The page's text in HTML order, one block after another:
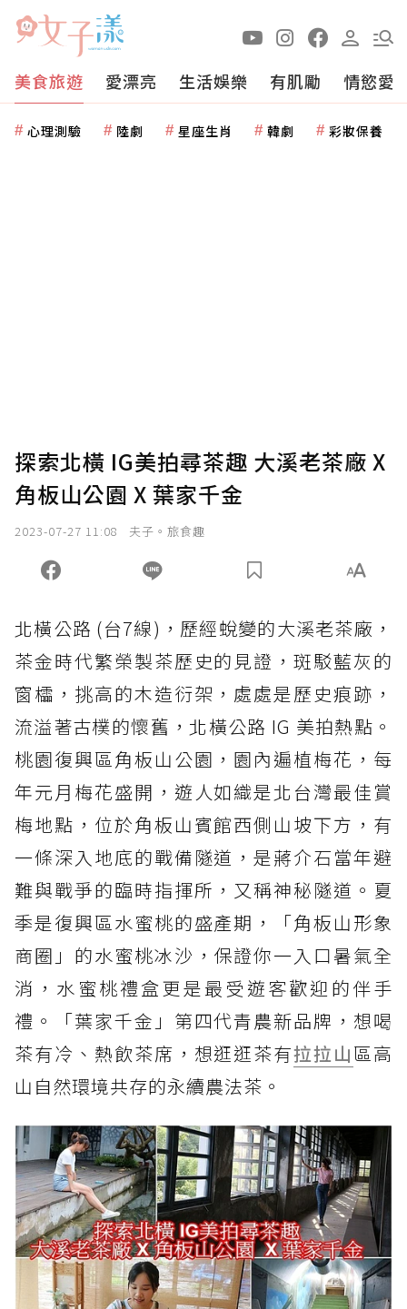
美食旅遊 愛漂亮 生活娛樂 有肌勵 情慾愛
心理測驗 陸劇 星座生肖 韓劇 彩妝保養
探索北橫 IG美拍尋茶趣 大溪老茶廠 X
角板山公園 X 葉家千金
2023-07-27 11:08 夫子。旅食趣
北橫公路 (台7線)，歷經蛻變的大溪老茶廠，
茶金時代繁榮製茶歷史的見證，斑駁藍灰的
窗櫺，挑高的木造衍架，處處是歷史痕跡，
流溢著古樸的懷舊，北橫公路 IG 美拍熱點。
桃園復興區角板山公園，園內遍植梅花，每
年元月梅花盛開，遊人如織是北台灣最佳賞
梅地點，位於角板山賓館西側山坡下方，有
一條深入地底的戰備隧道，是蔣介石當年避
難與戰爭的臨時指揮所，又稱神秘隧道。夏
季是復興區水蜜桃的盛產期，「角板山形象
商圈」的水蜜桃冰沙，保證你一入口暑氣全
消，水蜜桃禮盒更是最受遊客歡迎的伴手
禮。「葉家千金」第四代青農新品牌，想喝
茶有冷、熱飲茶席，想逛逛茶有拉拉山區高
山自然環境共存的永續農法茶。